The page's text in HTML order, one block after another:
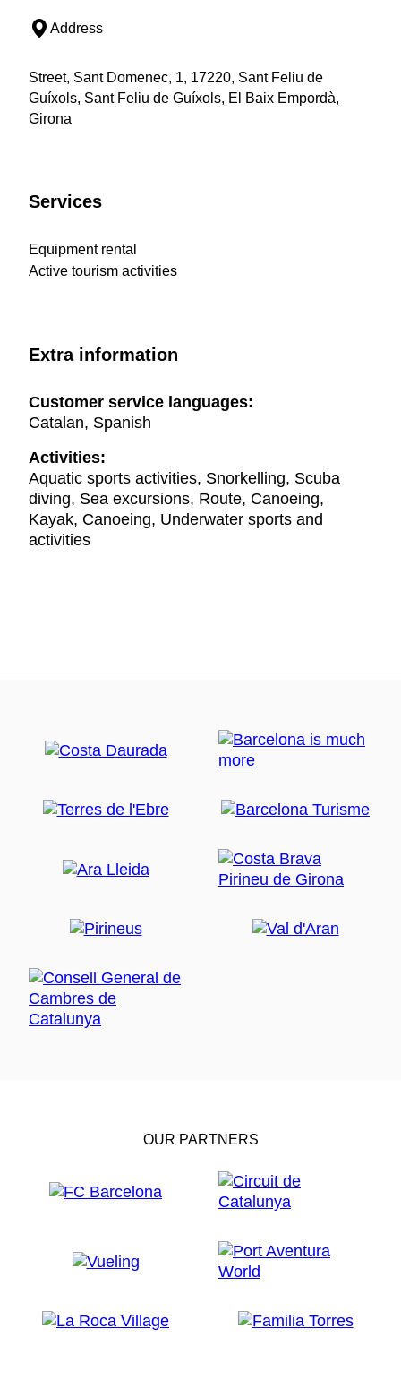
Address
Street, Sant Domenec, 1, 17220, Sant Feliu de
Guíxols, Sant Feliu de Guíxols, El Baix Empordà,
Girona
Services
Equipment rental
Active tourism activities
Extra information
Customer service languages:
Catalan, Spanish
Activities:
Aquatic sports activities, Snorkelling, Scuba
diving, Sea excursions, Route, Canoeing,
Kayak, Canoeing, Underwater sports and
activities
OUR PARTNERS